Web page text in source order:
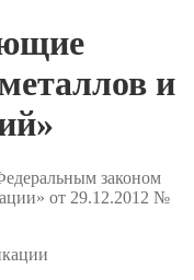
и
законом
от 29.12.2012 №